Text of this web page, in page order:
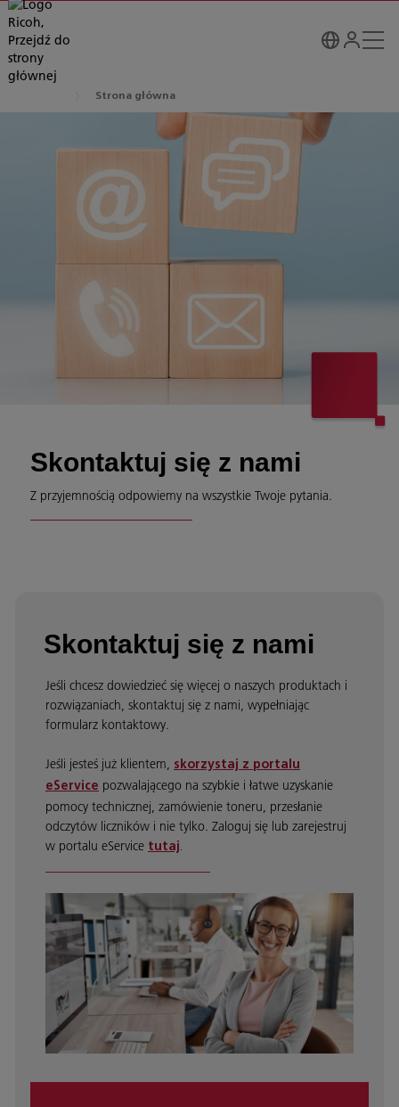
Strona główna
Skontaktuj się z nami
Z przyjemnością odpowiemy na wszystkie Twoje pytania.
Skontaktuj się z nami
Jeśli chcesz dowiedzieć się więcej o naszych produktach i
rozwiązaniach, skontaktuj się z nami, wypełniając
formularz kontaktowy.
Jeśli jesteś już klientem, skorzystaj z portalu
eService pozwalającego na szybkie i łatwe uzyskanie
pomocy technicznej, zamówienie toneru, przesłanie
odczytów liczników i nie tylko. Zaloguj się lub zarejestruj
w portalu eService tutaj.